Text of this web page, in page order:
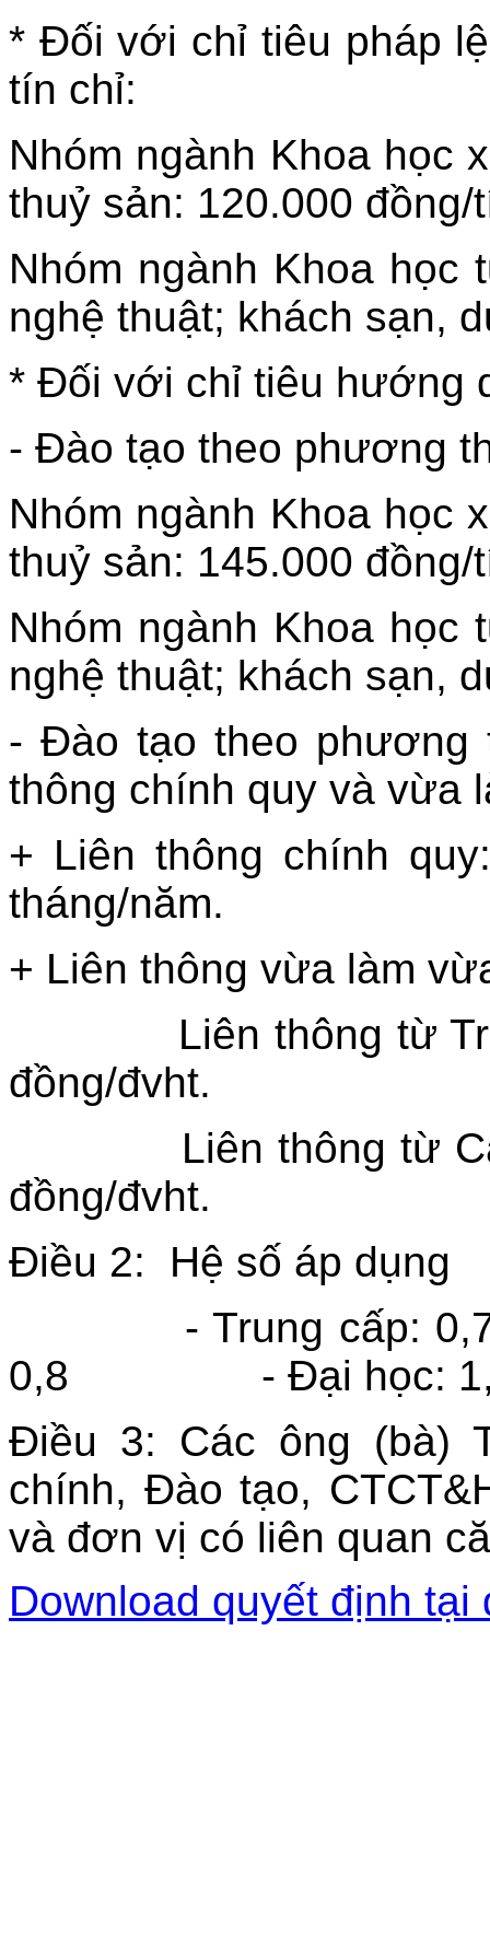
* Đối với chỉ tiêu pháp
tín chỉ:
Nhóm ngành Khoa học
thuỷ sản: 120.000 đồng/
Nhóm ngành Khoa học
nghệ thuật; khách sạn,
* Đối với chỉ tiêu hướng
- Đào tạo theo phương
Nhóm ngành Khoa học
thuỷ sản: 145.000 đồng/
Nhóm ngành Khoa học
nghệ thuật; khách sạn,
- Đào tạo theo phương
thông chính quy và vừa
+ Liên thông chính
tháng/năm.
+ Liên thông vừa làm
Liên thông từ
đồng/đvht.
Liên thông từ Cao
đồng/đvht.
Điều 2: Hệ số áp dụng
- Trung
0,8 - Đại
Điều 3: Các ông (bà)
chính, Đào tạo,
và đơn vị có liên quan
Download quyết định tại